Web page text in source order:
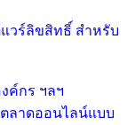
ค์กร ฯลฯ